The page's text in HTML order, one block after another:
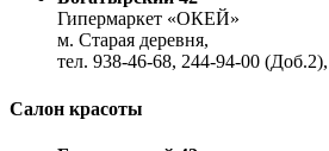
Гипермаркет «ОКЕЙ»
м. Старая деревня,
тел. 938-46-68, 244-94-00
Салон красоты